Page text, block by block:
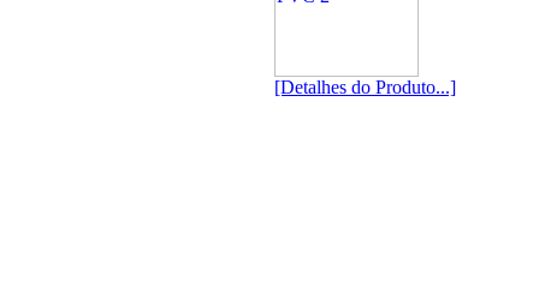
[Detalhes do Produto...]